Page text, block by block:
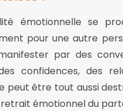
émotionnelle se
pour une autre
par des
confidences, des
peut être tout aussi
émotionnel du